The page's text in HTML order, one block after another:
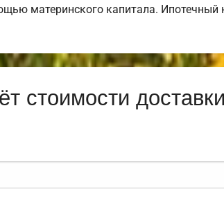
материнского капитала. Ипотечный
стоимости доставки